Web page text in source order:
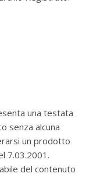
una testata
senza alcuna
un prodotto
7.03.2001.
del contenuto